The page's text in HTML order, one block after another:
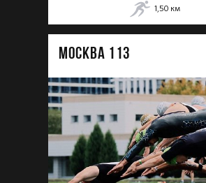
1,50 км
МОСКВА 113